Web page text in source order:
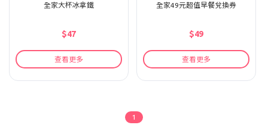
全家大杯冰拿鐵
$47
查看更多
全家49元超值早餐兌換券
$49
查看更多
1